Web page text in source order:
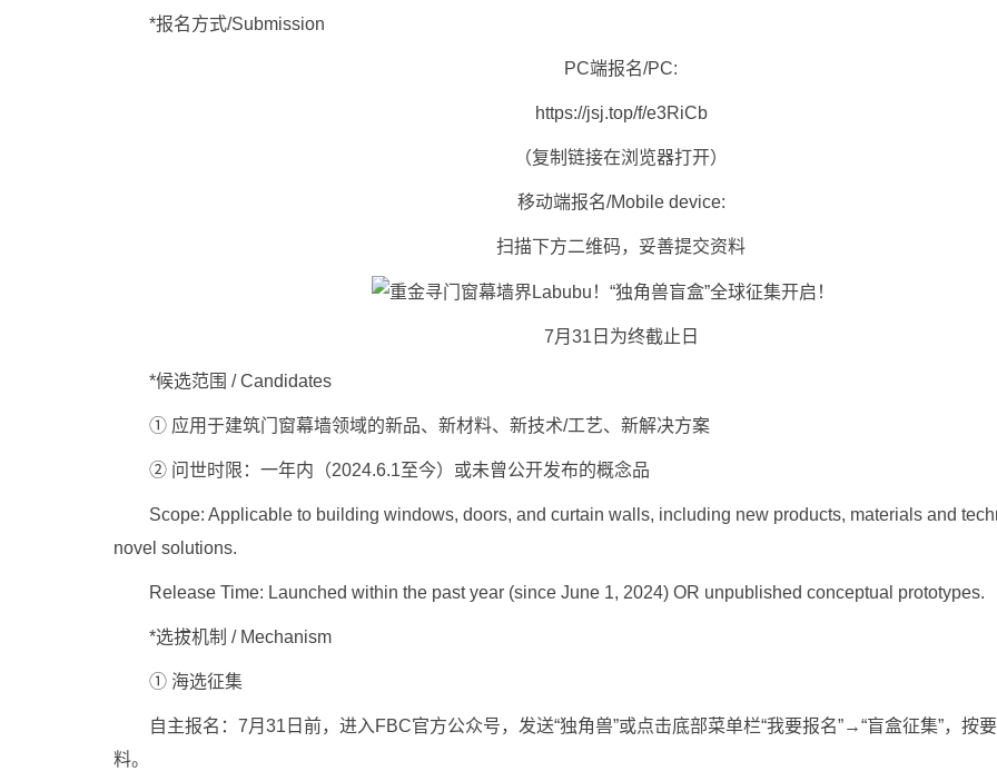
*报名方式/Submission
PC端报名/PC:
https://jsj.top/f/e3RiCb
（复制链接在浏览器打开）
移动端报名/Mobile device:
扫描下方二维码，妥善提交资料
7月31日为终截止日
*候选范围 / Candidates
① 应用于建筑门窗幕墙领域的新品、新材料、新技术/工艺、新解决方案
② 问世时限：一年内（2024.6.1至今）或未曾公开发布的概念品
Scope: Applicable to building windows, doors, and curtain walls, including new products, materials and
novel solutions.
Release Time: Launched within the past year (since June 1, 2024) OR unpublished conceptual prototypes.
*选拔机制 / Mechanism
① 海选征集
自主报名：7月31日前，进入FBC官方公众号，发送“独角兽”或点击底部菜单栏“我要报名”→“盲盒征集”，按
料。